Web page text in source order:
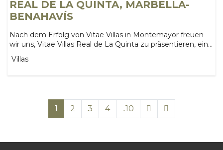
REAL DE LA QUINTA, MARBELLA-
BENAHAVÍS
Nach dem Erfolg von Vitae Villas in Montemayor freuen
wir uns, Vitae Villas Real de La Quinta zu präsentieren, ein...
Villas
1 2 3 4 ..10